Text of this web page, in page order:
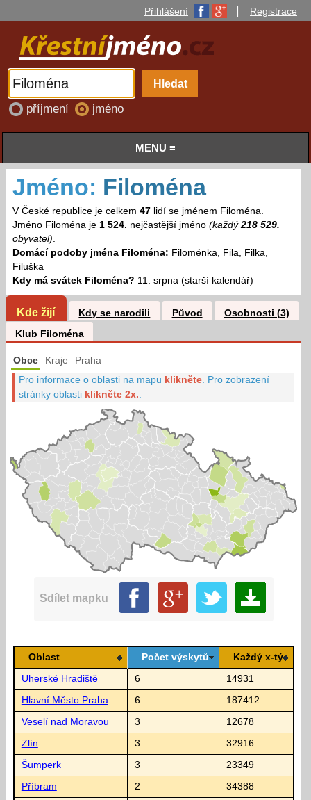
Přihlášení Registrace
příjmení jméno
MENU ≡
Jméno: Filoména
V České republice je celkem 47lidí se jménem Filoména.
Jméno Filoména je 1 524. nejčastější jméno (každý218 529.
obyvatel).
Domácí podoby jména Filoména: Filoménka, Fila, Filka,
Filuška
Kdy má svátek Filoména? 11. srpna (starší kalendář)
Kde žijí Kdy se narodili Původ
Osobnosti (3)
Klub Filoména
Obce Kraje Praha
Pro informace o oblasti na mapu klikněte Pro zobrazení
stránky oblasti klikněte 2x.
Sdílet mapku
Oblast Počet výskytů Každý x-tý
Uherské Hradiště 6 14931
Hlavní Město Praha 6 187412
Veselí nad Moravou 3 12678
Zlín 3 32916
Šumperk 3 23349
Příbram 2 34388